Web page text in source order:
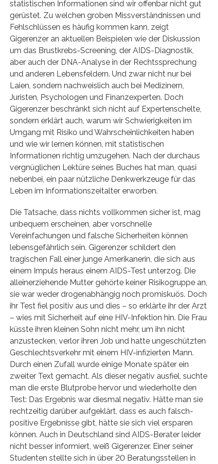
statistischen Informationen sind wir offenbar nicht gut
gerüstet. Zu welchen groben Missverständnissen und
Fehlschlüssen es häufig kommen kann, zeigt
Gigerenzer an aktuellen Beispielen wie der Diskussion
um das Brustkrebs-Screening, der AIDS-Diagnostik,
aber auch der DNA-Analyse in der Rechtssprechung
und anderen Lebensfeldern. Und zwar nicht nur bei
Laien, sondern nachweislich auch bei Medizinern,
Juristen, Psychologen und Finanzexperten. Doch
Gigerenzer beschränkt sich nicht auf Expertenschelte,
sondern erklärt auch, warum wir Schwierigkeiten im
Umgang mit Risiko und Wahrscheinlichkeiten haben
und wie wir lernen können, mit statistischen
Informationen richtig umzugehen. Nach der durchaus
vergnüglichen Lektüre seines Buches hat man, quasi
nebenbei, ein paar nützliche Denkwerkzeuge für das
Leben im Informationszeitalter erworben.
Die Tatsache, dass nichts vollkommen sicher ist, mag
unbequem erscheinen, aber vorschnelle
Vereinfachungen und falsche Sicherheiten können
lebensgefährlich sein. Gigerenzer schildert den
tragischen Fall einer junge Amerikanerin, die sich aus
einem Impuls heraus einem AIDS-Test unterzog. Die
alleinerziehende Mutter gehörte keiner Risikogruppe an,
sie war weder drogenabhängig noch promiskuös. Doch
ihr Test fiel positiv aus und dies – so erklärte ihr der Arzt
– wies mit Sicherheit auf eine HIV-Infektion hin. Die Frau
küsste ihren kleinen Sohn nicht mehr, um ihn nicht
anzustecken, verlor ihren Job und hatte ungeschützten
Geschlechtsverkehr mit einem HIV-infizierten Mann.
Durch einen Zufall wurde einige Monate später ein
zweiter Text gemacht. Als dieser negativ ausfiel, suchte
man die erste Blutprobe hervor und wiederholte den
Test: Das Ergebnis war diesmal negativ. Hätte man sie
rechtzeitig darüber aufgeklärt, dass es auch falsch-
positive Ergebnisse gibt, hätte sie sich viel ersparen
können. Auch in Deutschland sind AIDS-Berater leider
nicht besser informiert, weiß Gigerenzer. Einer seiner
Studenten stellte sich in über 20 Beratungsstellen in